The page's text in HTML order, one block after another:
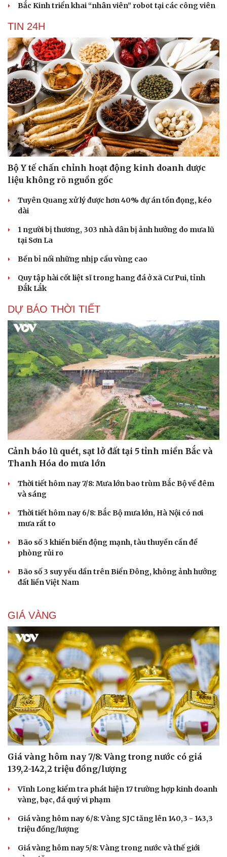
Cải chính
Bắc Kinh triển khai “nhân viên” robot tại các công viên
TIN 24H
Bộ Y tế chấn chỉnh hoạt động kinh doanh dược
liệu không rõ nguồn gốc
Tuyên Quang xử lý được hơn 40% dự án tồn đọng, kéo
dài
1 người bị thương, 303 nhà dân bị ảnh hưởng do mưa lũ
tại Sơn La
Bền bỉ nối những nhịp cầu vùng cao
Quy tập hài cốt liệt sĩ trong hang đá ở xã Cư Pui, tỉnh
Đắk Lắk
DỰ BÁO THỜI TIẾT
Cảnh báo lũ quét, sạt lở đất tại 5 tỉnh miền Bắc và
Thanh Hóa do mưa lớn
Thời tiết hôm nay 7/8: Mưa lớn bao trùm Bắc Bộ về đêm
và sáng
Thời tiết hôm nay 6/8: Bắc Bộ mưa lớn, Hà Nội có nơi
mưa rất to
Bão số 3 khiến biển động mạnh, tàu thuyền cần đề
phòng rủi ro
Bão số 3 suy yếu dần trên Biển Đông, không ảnh hưởng
đất liền Việt Nam
GIÁ VÀNG
Giá vàng hôm nay 7/8: Vàng trong nước có giá
139,2-142,2 triệu đồng/lượng
Vĩnh Long kiểm tra phát hiện 17 trường hợp kinh doanh
vàng, bạc, đá quý vi phạm
Giá vàng hôm nay 6/8: Vàng SJC tăng lên 140,3 - 143,3
triệu đồng/lượng
Giá vàng hôm nay 5/8: Vàng trong nước và thế giới